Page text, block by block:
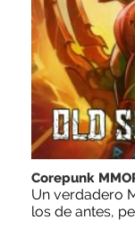
Corepunk
Un verdadero
los de antes,